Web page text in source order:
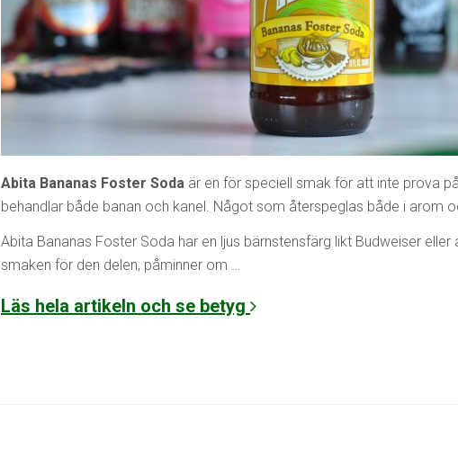
Abita Bananas Foster Soda är en för speciell smak för att inte prova
behandlar både banan och kanel. Något som återspeglas både i arom
Abita Bananas Foster Soda har en ljus bärnstensfärg likt Budweiser eller
smaken för den delen, påminner om …
Läs hela artikeln och se betyg